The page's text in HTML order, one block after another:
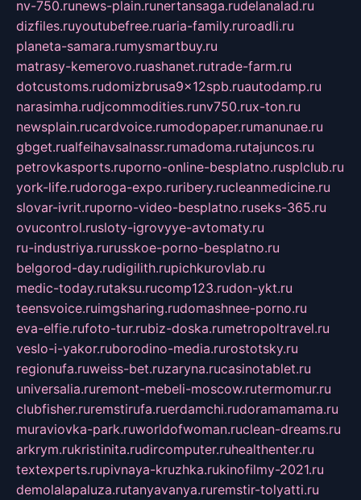
nv-750.runews-plain.runertansaga.rudelanalad.ru
dizfiles.ruyoutubefree.ruaria-family.ruroadli.ru
planeta-samara.rumysmartbuy.ru
matrasy-kemerovo.ruashanet.rutrade-farm.ru
dotcustoms.rudomizbrusa9x12spb.ruautodamp.ru
narasimha.rudjcommodities.runv750.rux-ton.ru
newsplain.rucardvoice.rumodopaper.rumanunae.ru
gbget.rualfeihavsalnassr.rumadoma.rutajuncos.ru
petrovkasports.ruporno-online-besplatno.rusplclub.ru
york-life.rudoroga-expo.ruribery.rucleanmedicine.ru
slovar-ivrit.ruporno-video-besplatno.ruseks-365.ru
ovucontrol.rusloty-igrovyye-avtomaty.ru
ru-industriya.rurusskoe-porno-besplatno.ru
belgorod-day.rudigilith.rupichkurovlab.ru
medic-today.rutaksu.rucomp123.rudon-ykt.ru
teensvoice.ruimgsharing.rudomashnee-porno.ru
eva-elfie.rufoto-tur.rubiz-doska.rumetropoltravel.ru
veslo-i-yakor.ruborodino-media.rurostotsky.ru
regionufa.ruweiss-bet.ruzaryna.rucasinotablet.ru
universalia.ruremont-mebeli-moscow.rutermomur.ru
clubfisher.ruremstirufa.ruerdamchi.rudoramamama.ru
muraviovka-park.ruworldofwoman.ruclean-dreams.ru
arkrym.rukristinita.rudircomputer.ruhealthenter.ru
textexperts.rupivnaya-kruzhka.rukinofilmy-2021.ru
demolalapaluza.rutanyavanya.ruremstir-tolyatti.ru